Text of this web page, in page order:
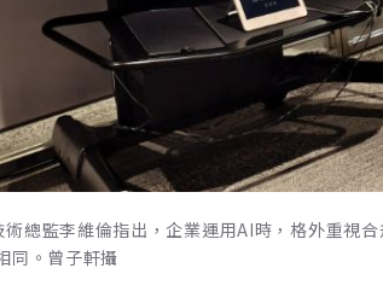
總監李維倫指出，企業運用AI時，格外重視
同。曾子軒攝